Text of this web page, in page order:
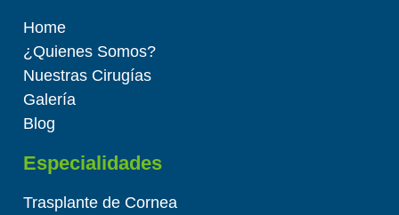
Home
¿Quienes Somos?
Nuestras Cirugías
Galería
Blog
Especialidades
Trasplante de Cornea